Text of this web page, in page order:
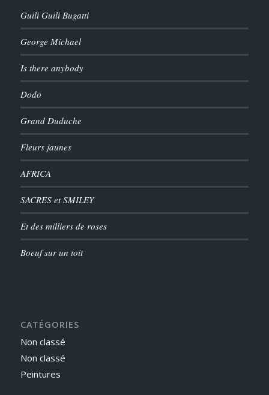
Guili Guili Bugatti
George Michael
Is there anybody
Dodo
Grand Duduche
Fleurs jaunes
AFRICA
SACRES et SMILEY
Et des milliers de roses
Boeuf sur un toit
CATÉGORIES
Non classé
Non classé
Peintures